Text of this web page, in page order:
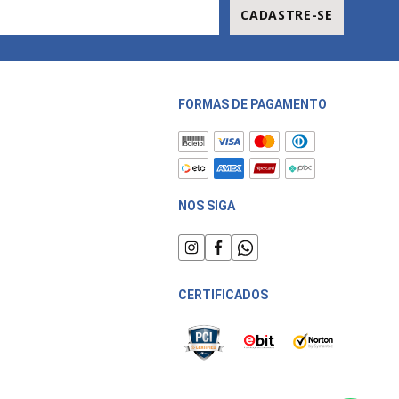
CADASTRE-SE
FORMAS DE PAGAMENTO
NOS SIGA
CERTIFICADOS